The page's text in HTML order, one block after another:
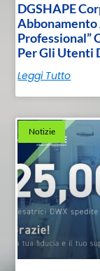
DGSHAPE
Abbonamento
Professional”
Per Gli Utenti
Leggi Tutto
Notizie